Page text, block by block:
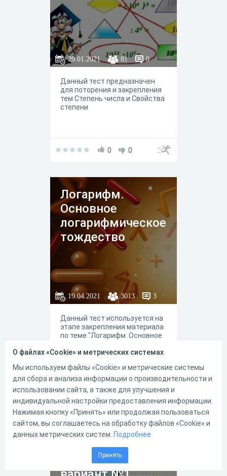
29.01.2021 81 0
Данный тест предназначен
для поторения и закрепления
тем Степень числа и Свойства
степени
0 0
Логарифм.
Основное
логарифмическое
тождество
19.04.2021 3013 3
Данный тест используется на
этапе закрепления материала
по теме "Логарифм. Основное
10 8
Степень с
натуральным
показателем.
О файлах «Cookie» и метрических системах
Мы используем файлы «Cookie» и метрические системы
для сбора и анализа информации о производительности и
использовании сайта, а также для улучшения и
индивидуальной настройки предоставления информации.
Нажимая кнопку «Принять» или продолжая пользоваться
сайтом, вы соглашаетесь на обработку файлов «Cookie» и
данных метрических систем. Подробнее
Принять